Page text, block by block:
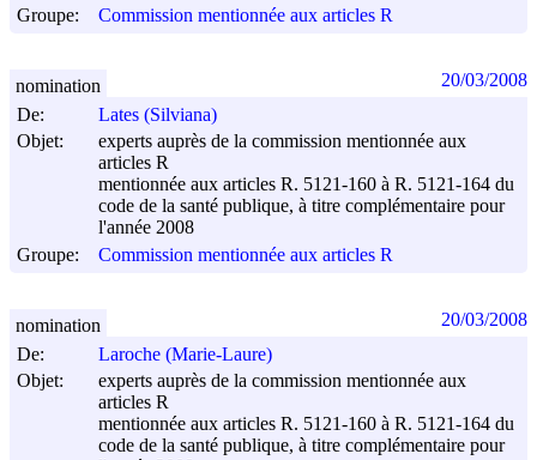
Groupe:
Commission mentionnée aux articles R
De:
Lates (Silviana)
Objet:
experts auprès de la commission mentionnée aux
articles R
mentionnée aux articles R. 5121-160 à R. 5121-164 du
code de la santé publique, à titre complémentaire pour
l'année 2008
Groupe:
Commission mentionnée aux articles R
nomination 20/03/2008
De:
Laroche (Marie-Laure)
Objet:
experts auprès de la commission mentionnée aux
articles R
mentionnée aux articles R. 5121-160 à R. 5121-164 du
code de la santé publique, à titre complémentaire pour
nomination 20/03/2008